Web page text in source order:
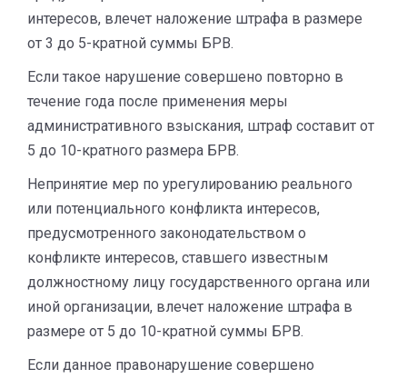
интересов, влечет наложение штрафа в размере
от 3 до 5-кратной суммы БРВ.
Если такое нарушение совершено повторно в
течение года после применения меры
административного взыскания, штраф составит от
5 до 10-кратного размера БРВ.
Непринятие мер по урегулированию реального
или потенциального конфликта интересов,
предусмотренного законодательством о
конфликте интересов, ставшего известным
должностному лицу государственного органа или
иной организации, влечет наложение штрафа в
размере от 5 до 10-кратной суммы БРВ.
Если данное правонарушение совершено